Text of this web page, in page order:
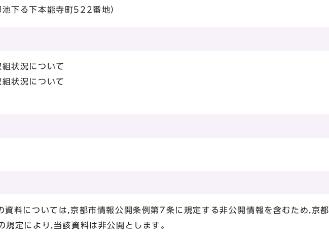
池下る下本能寺町522番地）
状況について
状況について
資料については,京都市情報公開条例第7条に規定する非公開情報を含むため,京
定により,当該資料は非公開とします。